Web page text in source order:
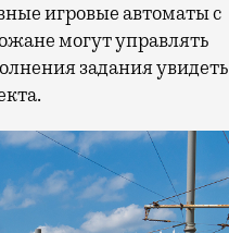
игровые автоматы с
могут управлять
задания увидеть